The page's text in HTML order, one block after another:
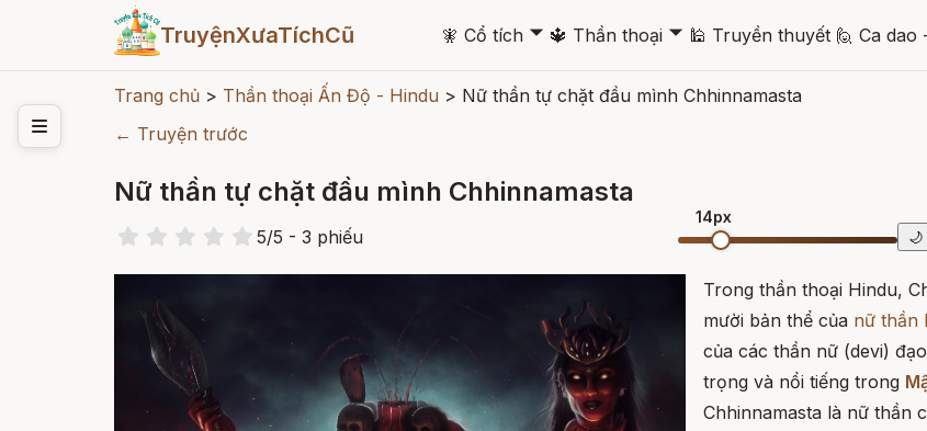
TruyệnXưaTíchCũ 🧚 Cổ tích 🞃 🔱 Thần thoại 🞃 🕌 Truyền thuyết 🙋 Ca dao
Trang chủ > Thần thoại Ấn Độ - Hindu > Nữ thần tự chặt đầu mình Chhinnamasta
← Truyện trước
Nữ thần tự chặt đầu mình Chhinnamasta
5/5 - 3 phiếu
14px
🌙
Trong thần thoại Hindu,
mười bản thể của nữ thần
của các thần nữ (devi)
trọng và nổi tiếng trong
Chhinnamasta là nữ thần